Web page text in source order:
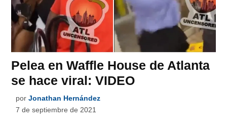
Pelea en Waffle House de Atlanta
se hace viral: VIDEO
por Jonathan Hernández
7 de septiembre de 2021